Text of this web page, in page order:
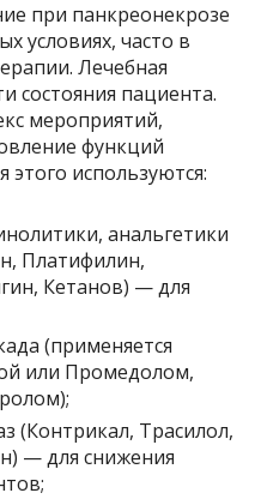
при панкреонекрозе
условиях, часто в
Лечебная
состояния пациента.
мероприятий,
функций
используются:
анальгетики
Платифилин,
Кетанов) — для
(применяется
или Промедолом,
(Контрикал, Трасилол,
— для снижения